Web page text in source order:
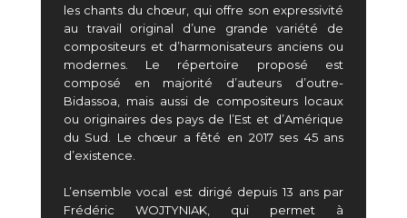
les chants du chœur, qui offre son expressivité
au travail original d’une grande variété de
compositeurs et d’harmonisateurs anciens ou
modernes. Le répertoire proposé est
composé en majorité d’auteurs d’outre-
Bidassoa, mais aussi de compositeurs locaux
ou originaires des pays de l’Est et d’Amérique
du Sud. Le chœur a fêté en 2017 ses 45 ans
d’existence.
L’ensemble vocal est dirigé depuis 13 ans par
Frédéric WOJTYNIAK, qui permet à